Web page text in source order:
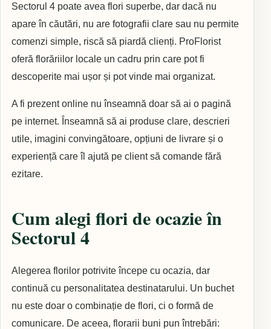
Sectorul 4 poate avea flori superbe, dar dacă nu
apare în căutări, nu are fotografii clare sau nu permite
comenzi simple, riscă să piardă clienți. ProFlorist
oferă florăriilor locale un cadru prin care pot fi
descoperite mai ușor și pot vinde mai organizat.
A fi prezent online nu înseamnă doar să ai o pagină
pe internet. Înseamnă să ai produse clare, descrieri
utile, imagini convingătoare, opțiuni de livrare și o
experiență care îl ajută pe client să comande fără
ezitare.
Cum alegi flori de ocazie în
Sectorul 4
Alegerea florilor potrivite începe cu ocazia, dar
continuă cu personalitatea destinatarului. Un buchet
nu este doar o combinație de flori, ci o formă de
comunicare. De aceea, florarii buni pun întrebări: